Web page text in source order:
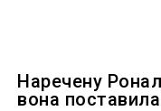
Наречену
вона